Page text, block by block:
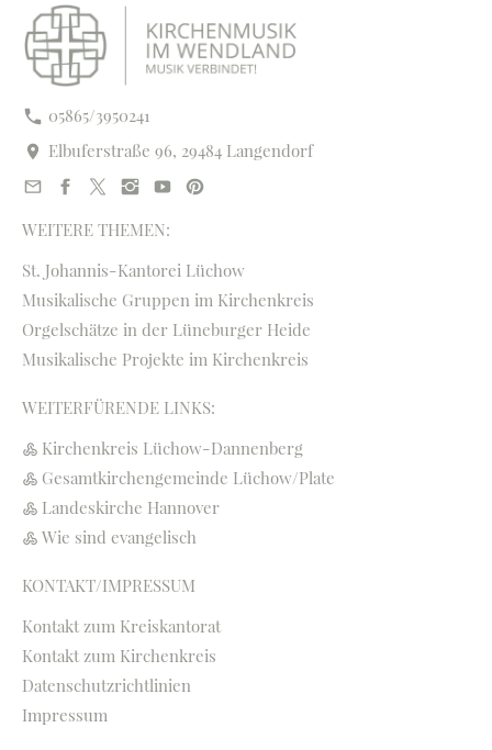
05865/3950241
Elbuferstraße 96, 29484 Langendorf
WEITERE THEMEN:
St. Johannis-Kantorei Lüchow
Musikalische Gruppen im Kirchenkreis
Orgelschätze in der Lüneburger Heide
Musikalische Projekte im Kirchenkreis
WEITERFÜRENDE LINKS:
Kirchenkreis Lüchow-Dannenberg
Gesamtkirchengemeinde Lüchow/Plate
Landeskirche Hannover
Wie sind evangelisch
KONTAKT/IMPRESSUM
Kontakt zum Kreiskantorat
Kontakt zum Kirchenkreis
Datenschutzrichtlinien
Impressum